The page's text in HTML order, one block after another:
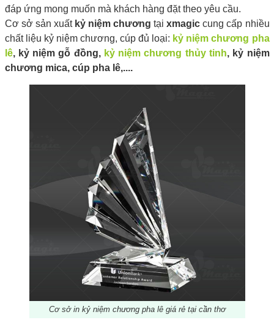
đáp ứng mong muốn mà khách hàng đặt theo yêu cầu.
Cơ sở sản xuấtkỷ niệm chương tạixmagiccung cấp nhiều
chất liệu kỷ niệm chương, cúp đủ loại: kỷ niệm chương pha
lê, kỷ niệm gỗ đồng, kỷ niệm chương thủy tinh, kỷ niệm
chương mica, cúp pha lê,....
Cơ sở in kỷ niệm chương pha lê giá rẻ tại cần thơ